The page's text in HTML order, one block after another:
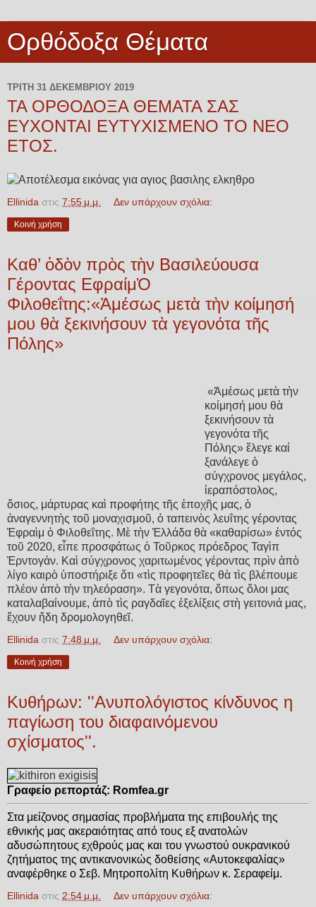
Ορθόδοξα Θέματα
ΤΡΊΤΗ 31 ΔΕΚΕΜΒΡΊΟΥ 2019
ΤΑ ΟΡΘΟΔΟΞΑ ΘΕΜΑΤΑ ΣΑΣ
ΕΥΧΟΝΤΑΙ ΕΥΤΥΧΙΣΜΕΝΟ ΤΟ ΝΕΟ
ΕΤΟΣ.
Ellinida στις 7:55 μ.μ. Δεν υπάρχουν σχόλια:
Κοινή χρήση
Καθ’ ὁδὸν πρὸς τὴν Βασιλεύουσα
Γέροντας ΕφραίμὉ
Φιλοθεΐτης:«Ἀμέσως μετὰ τὴν κοίμησή
μου θὰ ξεκινήσουν τὰ γεγονότα τῆς
Πόλης»
«Ἀμέσως μετὰ τὴν
κοίμησή μου θὰ
ξεκινήσουν τὰ
γεγονότα τῆς
Πόλης» ἔλεγε καί
ξανάλεγε ὁ
σύγχρονος μεγάλος,
ἱεραπόστολος,
ὅσιος, μάρτυρας καὶ προφήτης τῆς ἐποχῆς μας, ὁ
ἀναγεννητὴς τοῦ μοναχισμοῦ, ὁ ταπεινὸς λευΐτης γέροντας
Ἐφραὶμ ὁ Φιλοθεΐτης. Μὲ τὴν Ἑλλάδα θὰ «καθαρίσω» ἐντός
τοῦ 2020, εἶπε προσφάτως ὁ Τοῦρκος πρόεδρος Ταγὶπ
Ἐρντογάν. Καὶ σύγχρονος χαριτωμένος γέροντας πρὶν ἀπὸ
λίγο καιρὸ ὑποστήριξε ὅτι «τὶς προφητεῖες θὰ τὶς βλέπουμε
πλέον ἀπὸ τὴν τηλεόραση». Τὰ γεγονότα, ὅπως ὅλοι μας
καταλαβαίνουμε, ἀπὸ τὶς ραγδαῖες ἐξελίξεις στὴ γειτονιά μας,
ἔχουν ἤδη δρομολογηθεῖ.
Ellinida στις 7:48 μ.μ. Δεν υπάρχουν σχόλια:
Κοινή χρήση
Κυθήρων: ''Ανυπολόγιστος κίνδυνος η
παγίωση του διαφαινόμενου
σχίσματος''.
Γραφείο ρεπορτάζ: Romfea.gr
Στα μείζονος σημασίας προβλήματα της επιβουλής της
εθνικής μας ακεραιότητας από τους εξ ανατολών
αδυσώπητους εχθρούς μας και του γνωστού ουκρανικού
ζητήματος της αντικανονικώς δοθείσης «Αυτοκεφαλίας»
αναφέρθηκε ο Σεβ. Μητροπολίτη Κυθήρων κ. Σεραφείμ.
Ellinida στις 2:54 μ.μ. Δεν υπάρχουν σχόλια: